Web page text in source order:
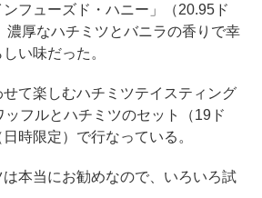
フューズド・ハニー」（20.95ド
濃厚なハチミツとバニラの香りで幸
い味だった。
て楽しむハチミツテイスティング
ッフルとハチミツのセット（19ド
時限定）で行なっている。
本当にお勧めなので、いろいろ試